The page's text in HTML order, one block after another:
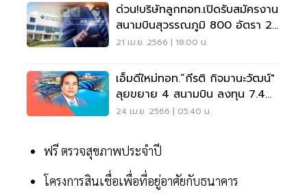
ด่วน!บริษัทลูกทอท.เปิดรับสมัครงาน
สนามบินสุวรรณภูมิ 800 อัตรา 23
เม.ย.นี้
21 เม.ย. 2566 | 18:00 น.
เอ็มดีใหม่ทอท.“กีรติ กิจมานะวัฒน์"
ลุยขยาย 4 สนามบิน ลงทุน 7.4
หมื่นล้าน
24 เม.ย. 2566 | 05:40 น.
ฟรี ตรวจสุขภาพประจำปี
โครงการสินเชื่อเพื่อที่อยู่อาศัยกับธนาคาร